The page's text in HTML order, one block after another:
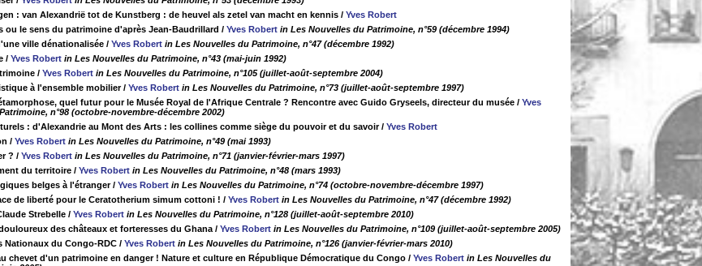
: van Alexandrië tot de Kunstberg : de heuvel als zetel van macht en kennis / Yves Robert
ou le sens du patrimoine d'après Jean-Baudrillard / Yves Robert in Les Nouvelles du Patrimoine, n°59 (décembre 1994)
ville dénationalisée / Yves Robert in Les Nouvelles du Patrimoine, n°47 (décembre 1992)
/ Yves Robert in Les Nouvelles du Patrimoine, n°43 (mai-juin 1992)
/ Yves Robert in Les Nouvelles du Patrimoine, n°105 (juillet-août-septembre 2004)
à l'ensemble mobilier/ Yves Robert in Les Nouvelles du Patrimoine, n°73 (juillet-août-septembre 1997)
quel futur pour le Musée Royal de l'Afrique Centrale ? Rencontre avec Guido Gryseels, directeur du musée / Yves
n°98 (octobre-novembre-décembre 2002)
: d'Alexandrie au Mont des Arts : les collines comme siège du pouvoir et du savoir/ Yves Robert
/ Yves Robert in Les Nouvelles du Patrimoine, n°49 (mai 1993)
? / Yves Robert in Les Nouvelles du Patrimoine, n°71 (janvier-février-mars 1997)
du territoire / Yves Robert in Les Nouvelles du Patrimoine, n°48 (mars 1993)
belges à l'étranger/ Yves Robert in Les Nouvelles du Patrimoine, n°74 (octobre-novembre-décembre 1997)
de liberté pour le Ceratotherium simum cottoni ! / Yves Robert in Les Nouvelles du Patrimoine, n°47 (décembre 1992)
Strebelle / Yves Robert in Les Nouvelles du Patrimoine, n°128 (juillet-août-septembre 2010)
des châteaux et forteresses du Ghana / Yves Robert in Les Nouvelles du Patrimoine, n°109 (juillet-août-septembre 2005)
Nationaux du Congo-RDC / Yves Robert in Les Nouvelles du Patrimoine, n°126 (janvier-février-mars 2010)
chevet d'un patrimoine en danger ! Nature et culture en République Démocratique du Congo / Yves Robert in Les Nouvelles du